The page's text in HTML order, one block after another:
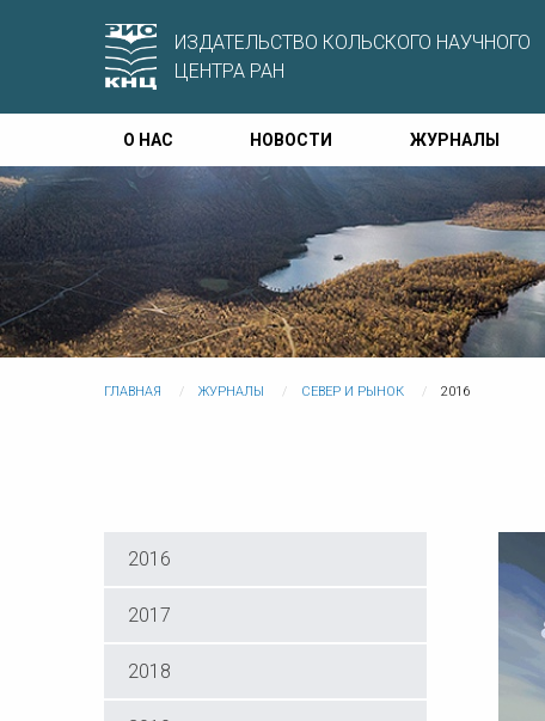
ИЗДАТЕЛЬСТВО КОЛЬСКОГО НАУЧНОГО
ЦЕНТРА РАН
О НАС НОВОСТИ ЖУРНАЛЫ
ГЛАВНАЯ ЖУРНАЛЫ СЕВЕР И РЫНОК 2016
2016
2017
2018